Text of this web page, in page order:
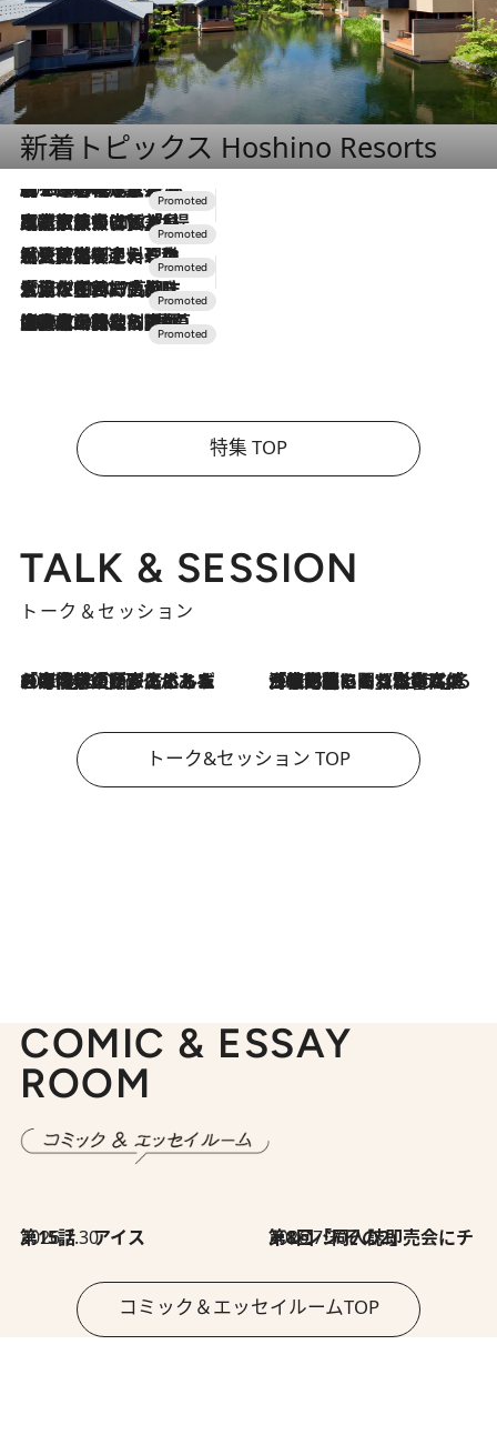
新着トピックス Hoshino Resorts
2026.8.7
【トンボの足水浴】ヒノキの香りに包まれて涼感マックス！約13℃の湧水かけ流しを避暑地「星野温泉 トンボの湯」で体験
2026.7.31
【ホテル帰省】という選択肢をOMOが提案。家族とほどよい距離を保つには「昼は実家、夜は気兼ねなくホテルで！」
2026.7.24
【夏限定ディナーコース】旬を迎える稚鮎や花ズッキーニなどをイタリア・トスカーナの郷土料理の手法で満喫！
2026.7.17
「土佐和ハーブかき氷」がOMO7高知に登場！生姜、山椒、大葉など目にも舌にも涼を呼ぶ郷土の味
2026.7.10
NEW OPEN！【界 草津】名湯の地に誕生。趣の異なる2種の温泉と上州ならではの会席・蕎麦割烹など美食を味わう究極の癒やし旅
特集 TOP
TALK & SESSION
トーク＆セッション
2026.8.3
「今後値上げがあるとすれば…」「リスクがあるのは今年の冬」エネルギー専門家が語る、ホルムズ海峡封鎖が家庭にもたらす“ある心配” 2026.8.3
「住宅建てられない…」「サーチャージ料の高値が続いている」ホルムズ海峡封鎖による影響はいつまで続く？《エネルギー専門家に聞く“どうなる日本の暮らし”》
トーク&セッション TOP
COMIC & ESSAY
ROOM
2026.7.30
第15話 アイス 2026.7.30
第8回「同人誌即売会にチャレンジ その2」
コミック＆エッセイルームTOP